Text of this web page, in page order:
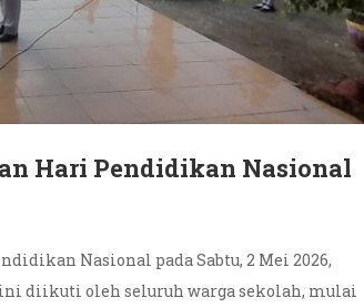
Hari Pendidikan Nasional
Nasional pada Sabtu, 2 Mei 2026,
diikuti oleh seluruh warga sekolah, mulai